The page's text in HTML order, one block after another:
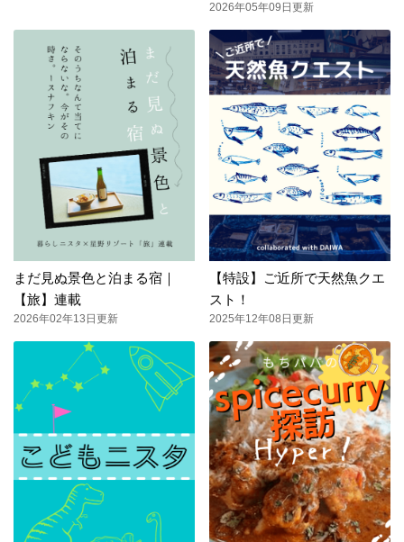
2026年05年09日更新
まだ見ぬ景色と泊まる宿｜
【旅】連載
2026年02年13日更新
【特設】ご近所で天然魚クエ
スト！
2025年12年08日更新